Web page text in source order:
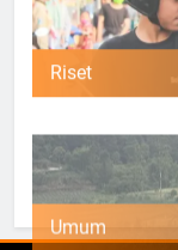
Riset
Umum